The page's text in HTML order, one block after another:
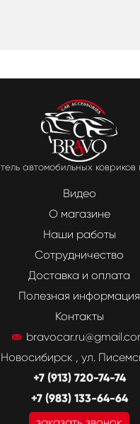
автомобильных
Видео
О магазине
Наши работы
Сотрудничество
Доставка и оплата
Полезная информация
Контакты
Новосибирск , ул.
+7 (913) 720-74-74
+7 (983) 133-64-64